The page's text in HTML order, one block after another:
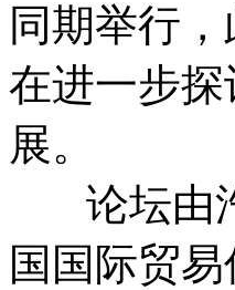
同期举行
在进一步
展。
论坛由汽
国国际贸